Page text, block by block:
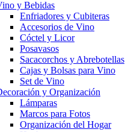
y Bebidas
Enfriadores y Cubiteras
Accesorios de Vino
Cóctel y Licor
Posavasos
Sacacorchos y Abrebotellas
Cajas y Bolsas para Vino
Set de Vino
y Organización
Lámparas
Marcos para Fotos
Organización del Hogar